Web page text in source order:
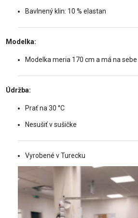
Bavlnený klin: 10 % elastan
Modelka:
Modelka meria 170 cm a má na
Údržba:
Prať na 30 °C
Nesušiť v sušičke
Vyrobené v Turecku